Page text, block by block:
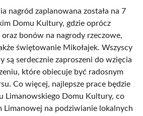
nagród zaplanowana została na 7
Domu Kultury, gdzie oprócz
bonów na nagrody rzeczowe,
świętowanie Mikołajek. Wszyscy
są serdecznie zaproszeni do wzięcia
które obiecuje być radosnym
Co więcej, najlepsze prace będzie
Limanowskiego Domu Kultury, co
Limanowej na podziwianie lokalnych